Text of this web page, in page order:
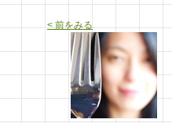
< 前をみる